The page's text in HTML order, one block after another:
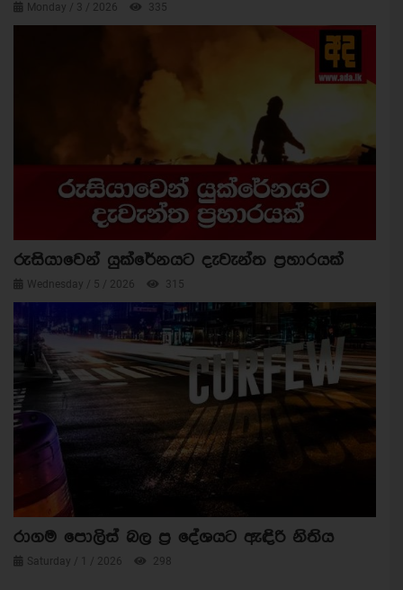
Monday / 3 / 2026 335
රුසියාවෙන් යුක්රේනයට දැවැන්ත ප්‍රහාරයක්
Wednesday / 5 / 2026 315
රාගම පොලිස් බල ප්‍ර දේශයට ඇඳිරි නිතිය
Saturday / 1 / 2026 298